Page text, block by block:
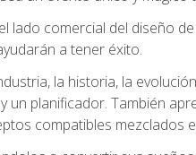
lado comercial del diseño
a tener éxito.
la historia, la
planificador. También
compatibles mezclados